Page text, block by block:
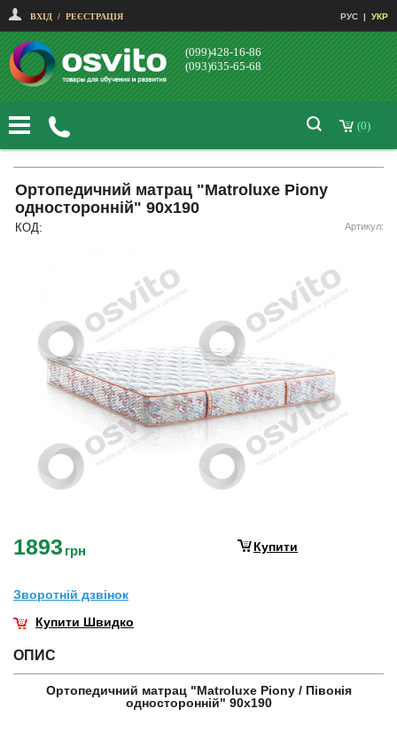
ВХІД / РЕЄСТРАЦІЯ РУС | УКР
(099)428-16-86
(093)635-65-68
(0)
Ортопедичний матрац "Matroluxe Piony
односторонній" 90х190
КОД: Артикул:
1893 грн Купити
Зворотнiй дзвiнок
Купити Швидко
ОПИС
Ортопедичний матрац "Matroluxe Piony / Півонія
односторонній" 90х190